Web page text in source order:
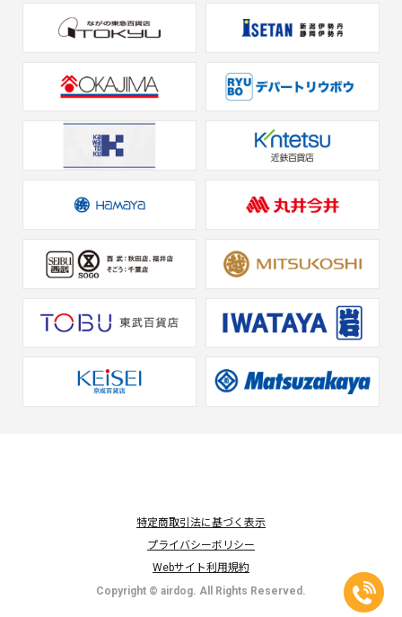
特定商取引法に基づく表示
プライバシーボリシー
Webサイト利用規約
Copyright © airdog. All Rights Reserved.